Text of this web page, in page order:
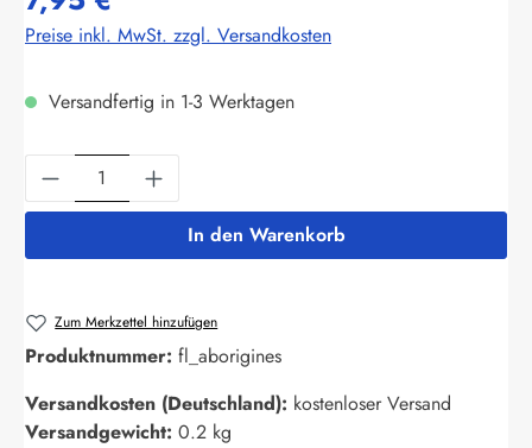
Preise inkl. MwSt. zzgl. Versandkosten
Versandfertig in 1-3 Werktagen
Produkt Anzahl: Gib den gewünschten
In den Warenkorb
Zum Merkzettel hinzufügen
Produktnummer: fl_aborigines
Versandkosten (Deutschland): kostenloser Versand
Versandgewicht: 0.2 kg